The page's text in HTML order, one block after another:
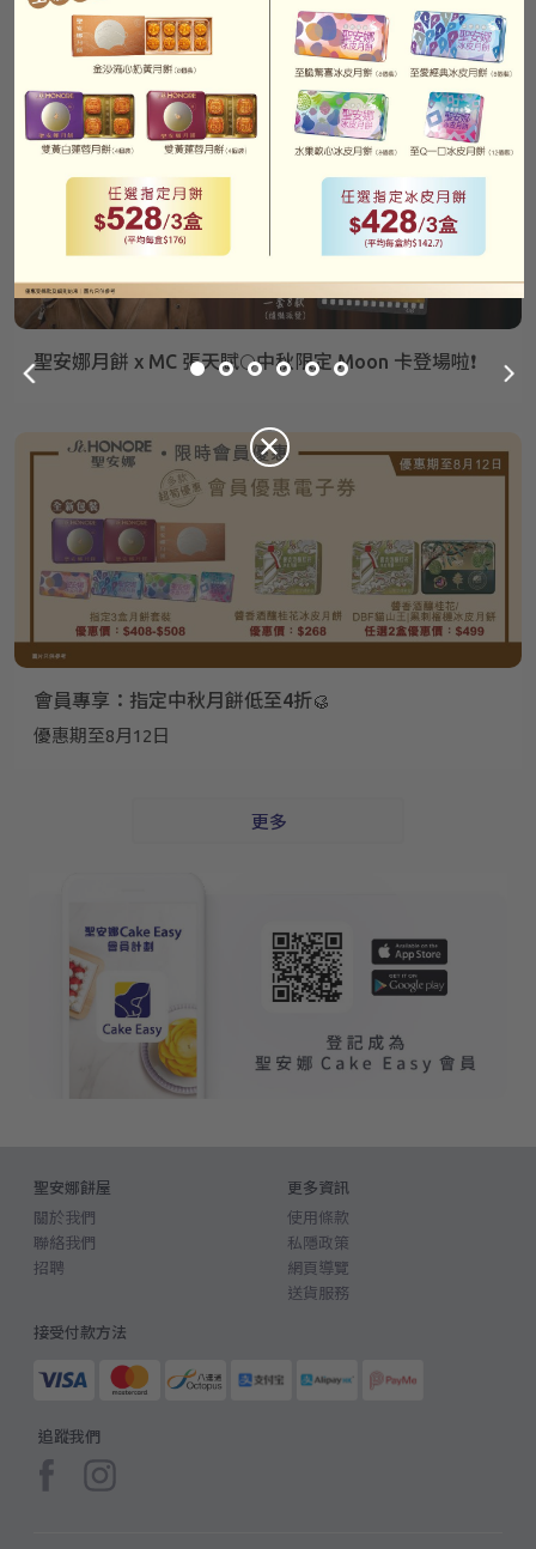
密碼*
登入
成為 Cake Easy 會員
最新資訊
聖安娜月餅 x MC 張天賦🌕中秋限定 Moon 卡登場啦❗
會員專享：指定中秋月餅低至4折🥮
優惠期至8月12日
更多
聖安娜餅屋
關於我們
聯絡我們
招聘
更多資訊
使用條款
私隱政策
網頁導覽
送貨服務
接受付款方法
追蹤我們